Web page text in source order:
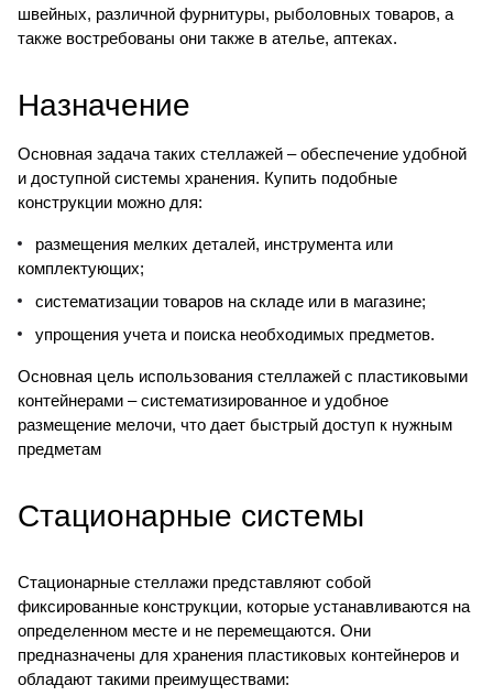
швейных, различной фурнитуры, рыболовных товаров, а
также востребованы они также в ателье, аптеках.
Назначение
Основная задача таких стеллажей – обеспечение удобной
и доступной системы хранения. Купить подобные
конструкции можно для:
размещения мелких деталей, инструмента или
комплектующих;
систематизации товаров на складе или в магазине;
упрощения учета и поиска необходимых предметов.
Основная цель использования стеллажей с пластиковыми
контейнерами – систематизированное и удобное
размещение мелочи, что дает быстрый доступ к нужным
предметам
Стационарные системы
Стационарные стеллажи представляют собой
фиксированные конструкции, которые устанавливаются на
определенном месте и не перемещаются. Они
предназначены для хранения пластиковых контейнеров и
обладают такими преимуществами: